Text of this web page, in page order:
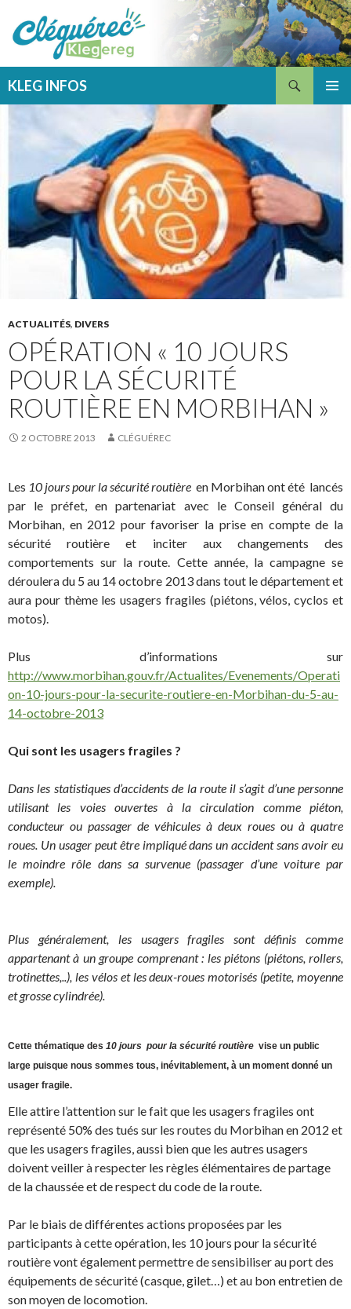
KLEG INFOS
CONTENU
ACTUALITÉS, DIVERS
OPÉRATION « 10 JOURS
POUR LA SÉCURITÉ
ROUTIÈRE EN MORBIHAN »
2 OCTOBRE 2013 CLÉGUÉREC
Les 10 jours pour la sécurité routière en Morbihan ont été lancés
par le préfet, en partenariat avec le Conseil général du
Morbihan, en 2012 pour favoriser la prise en compte de la
sécurité routière et inciter aux changements des
comportements sur la route. Cette année, la campagne se
déroulera du 5 au 14 octobre 2013 dans tout le département et
aura pour thème les usagers fragiles (piétons, vélos, cyclos et
motos).
Plus d’informations sur
http://www.morbihan.gouv.fr/Actualites/Evenements/Operati
on-10-jours-pour-la-securite-routiere-en-Morbihan-du-5-au-
14-octobre-2013
Qui sont les usagers fragiles ?
Dans les statistiques d’accidents de la route il s’agit d’une personne
utilisant les voies ouvertes à la circulation comme piéton,
conducteur ou passager de véhicules à deux roues ou à quatre
roues. Un usager peut être impliqué dans un accident sans avoir eu
le moindre rôle dans sa survenue (passager d’une voiture par
exemple).
Plus généralement, les usagers fragiles sont définis comme
appartenant à un groupe comprenant : les piétons (piétons, rollers,
trotinettes,..), les vélos et les deux-roues motorisés (petite, moyenne
et grosse cylindrée).
Cette thématique des 10 jours pour la sécurité routière vise un public
large puisque nous sommes tous, inévitablement, à un moment donné un
usager fragile.
Elle attire l’attention sur le fait que les usagers fragiles ont
représenté 50% des tués sur les routes du Morbihan en 2012 et
que les usagers fragiles, aussi bien que les autres usagers
doivent veiller à respecter les règles élémentaires de partage
de la chaussée et de respect du code de la route.
Par le biais de différentes actions proposées par les
participants à cette opération, les 10 jours pour la sécurité
routière vont également permettre de sensibiliser au port des
équipements de sécurité (casque, gilet…) et au bon entretien de
son moyen de locomotion.